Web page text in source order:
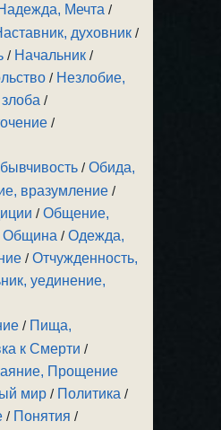
Мечта /
духовник /
/ Начальник /
/ Незлобие,
/
/
/Обида,
вразумление /
/Общение,
Община /Одежда,
/Отчужденность,
уединение,
/ Пища,
к Смерти /
Прощение
мир / Политика /
/ Понятия /